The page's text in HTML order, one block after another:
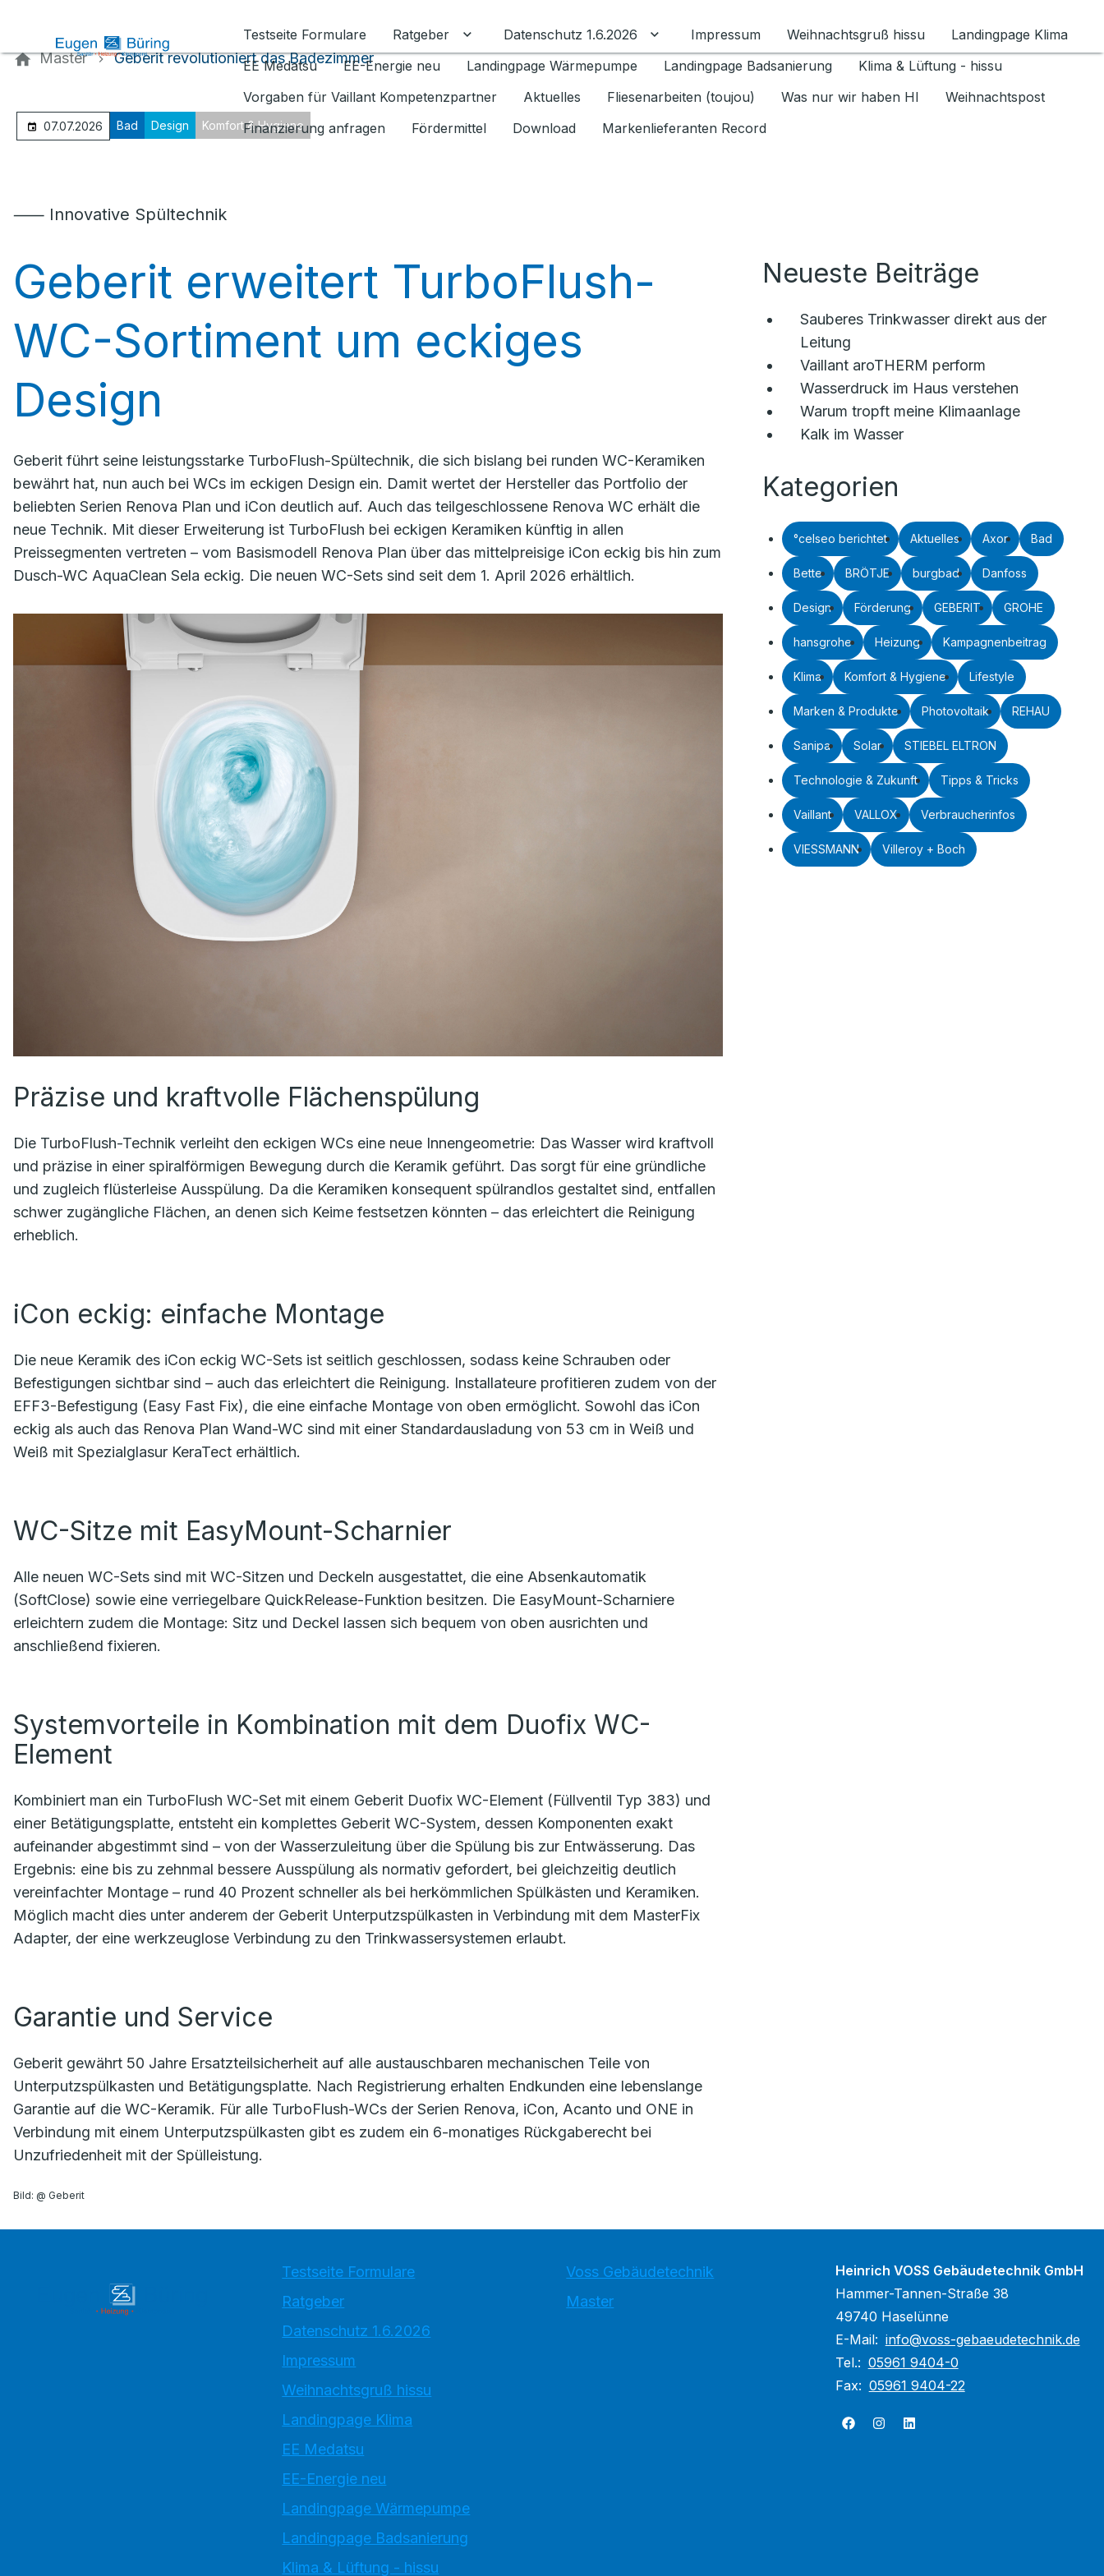
Testseite Formulare
Ratgeber Untermenü für Ratgeber umschalten
Datenschutz 1.6.2026 Untermenü für Datenschutz 1.6.2026 umschalten
Impressum Weihnachtsgruß hissu
Landingpage Klima
EE Medatsu
EE-Energie neu Landingpage Wärmepumpe Landingpage Badsanierung
Klima & Lüftung - hissu
Vorgaben für Vaillant Kompetenzpartner
Aktuelles Fliesenarbeiten (toujou) Was nur wir haben HI
Weihnachtspost
Finanzierung anfragen
Fördermittel Download Markenlieferanten Record
Master Geberit revolutioniert das Badezimmer
07.07.2026 Bad Design Komfort & Hygiene
⸺ Innovative Spültechnik
Geberit erweitert TurboFlush-
WC-Sortiment um eckiges
Design
Geberit führt seine leistungsstarke TurboFlush-Spültechnik, die sich bislang bei runden WC-Keramiken
bewährt hat, nun auch bei WCs im eckigen Design ein. Damit wertet der Hersteller das Portfolio der
beliebten Serien Renova Plan und iCon deutlich auf. Auch das teilgeschlossene Renova WC erhält die
neue Technik. Mit dieser Erweiterung ist TurboFlush bei eckigen Keramiken künftig in allen
Preissegmenten vertreten – vom Basismodell Renova Plan über das mittelpreisige iCon eckig bis hin zum
Dusch-WC AquaClean Sela eckig. Die neuen WC-Sets sind seit dem 1. April 2026 erhältlich.
Präzise und kraftvolle Flächenspülung
Die TurboFlush-Technik verleiht den eckigen WCs eine neue Innengeometrie: Das Wasser wird kraftvoll
und präzise in einer spiralförmigen Bewegung durch die Keramik geführt. Das sorgt für eine gründliche
und zugleich flüsterleise Ausspülung. Da die Keramiken konsequent spülrandlos gestaltet sind, entfallen
schwer zugängliche Flächen, an denen sich Keime festsetzen könnten – das erleichtert die Reinigung
erheblich.
iCon eckig: einfache Montage
Die neue Keramik des iCon eckig WC-Sets ist seitlich geschlossen, sodass keine Schrauben oder
Befestigungen sichtbar sind – auch das erleichtert die Reinigung. Installateure profitieren zudem von der
EFF3-Befestigung (Easy Fast Fix), die eine einfache Montage von oben ermöglicht. Sowohl das iCon
eckig als auch das Renova Plan Wand-WC sind mit einer Standardausladung von 53 cm in Weiß und
Weiß mit Spezialglasur KeraTect erhältlich.
WC-Sitze mit EasyMount-Scharnier
Alle neuen WC-Sets sind mit WC-Sitzen und Deckeln ausgestattet, die eine Absenkautomatik
(SoftClose) sowie eine verriegelbare QuickRelease-Funktion besitzen. Die EasyMount-Scharniere
erleichtern zudem die Montage: Sitz und Deckel lassen sich bequem von oben ausrichten und
anschließend fixieren.
Systemvorteile in Kombination mit dem Duofix WC-
Element
Kombiniert man ein TurboFlush WC-Set mit einem Geberit Duofix WC-Element (Füllventil Typ 383) und
einer Betätigungsplatte, entsteht ein komplettes Geberit WC-System, dessen Komponenten exakt
aufeinander abgestimmt sind – von der Wasserzuleitung über die Spülung bis zur Entwässerung. Das
Ergebnis: eine bis zu zehnmal bessere Ausspülung als normativ gefordert, bei gleichzeitig deutlich
vereinfachter Montage – rund 40 Prozent schneller als bei herkömmlichen Spülkästen und Keramiken.
Möglich macht dies unter anderem der Geberit Unterputzspülkasten in Verbindung mit dem MasterFix
Adapter, der eine werkzeuglose Verbindung zu den Trinkwassersystemen erlaubt.
Garantie und Service
Geberit gewährt 50 Jahre Ersatzteilsicherheit auf alle austauschbaren mechanischen Teile von
Unterputzspülkasten und Betätigungsplatte. Nach Registrierung erhalten Endkunden eine lebenslange
Garantie auf die WC-Keramik. Für alle TurboFlush-WCs der Serien Renova, iCon, Acanto und ONE in
Verbindung mit einem Unterputzspülkasten gibt es zudem ein 6-monatiges Rückgaberecht bei
Unzufriedenheit mit der Spülleistung.
Bild: @ Geberit
Neueste Beiträge
Sauberes Trinkwasser direkt aus der
Leitung
Vaillant aroTHERM perform
Wasserdruck im Haus verstehen
Warum tropft meine Klimaanlage
Kalk im Wasser
Kategorien
°celseo berichtet Aktuelles Axor Bad
Bette BRÖTJE burgbad Danfoss
Design Förderung GEBERIT GROHE
hansgrohe Heizung Kampagnenbeitrag
Klima Komfort & Hygiene Lifestyle
Marken & Produkte Photovoltaik REHAU
Sanipa Solar STIEBEL ELTRON
Technologie & Zukunft Tipps & Tricks
Vaillant VALLOX Verbraucherinfos
VIESSMANN Villeroy + Boch
Testseite Formulare
Ratgeber
Datenschutz 1.6.2026
Impressum
Weihnachtsgruß hissu
Landingpage Klima
EE Medatsu
EE-Energie neu
Landingpage Wärmepumpe
Landingpage Badsanierung
Klima & Lüftung - hissu
Voss Gebäudetechnik
Master
Heinrich VOSS Gebäudetechnik GmbH
Hammer-Tannen-Straße 38
49740 Haselünne
E-Mail: info@voss-gebaeudetechnik.de
Tel.: 05961 9404-0
Fax: 05961 9404-22